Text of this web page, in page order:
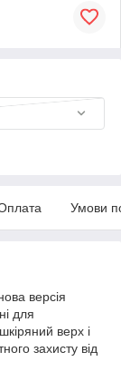
Умови
версія
для
верх і
захисту від